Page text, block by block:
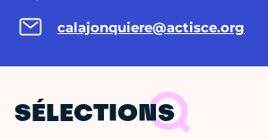
calajonquiere@actisce.org
SÉLECTIONS